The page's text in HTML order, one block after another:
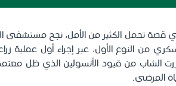
قصة تحمل الكثير من الأمل، نجح مستشفى
من النوع الأول، عبر إجراء أول عملية
الشاب من قيود الأنسولين الذي ظل
المرضى.